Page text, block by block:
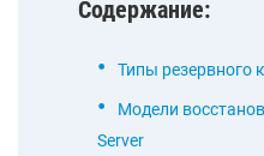
Содержание:
Типы резервного
Модели
Server